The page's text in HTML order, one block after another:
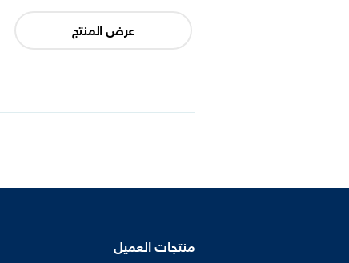
عرض المنتج
منتجات العميل